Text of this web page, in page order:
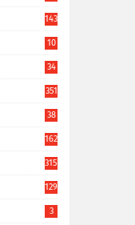
143
10
34
351
38
162
315
129
3